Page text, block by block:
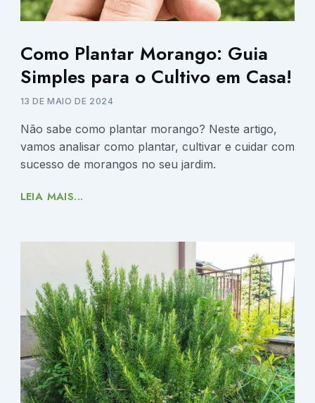
Como Plantar Morango: Guia
Simples para o Cultivo em Casa!
13 DE MAIO DE 2024
Não sabe como plantar morango? Neste artigo,
vamos analisar como plantar, cultivar e cuidar com
sucesso de morangos no seu jardim.
LEIA MAIS...